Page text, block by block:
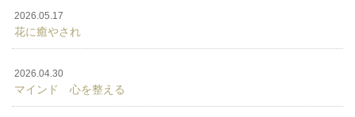
2026.05.17
花に癒やされ
2026.04.30
マインド 心を整える